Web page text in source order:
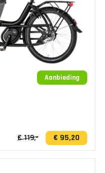
Aanbieding
€ 95,20
€ 119,-